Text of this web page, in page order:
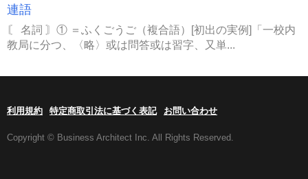
連語
〘 名詞 〙① ＝ふくごうご（複合語）[初出の実例]「一校内
教局に分つ、〈略〉或は問答或は習字、又単...
利用規約 特定商取引法に基づく表記 お問い合わせ
Copyright © Business Architect Inc. All Rights Reserved.